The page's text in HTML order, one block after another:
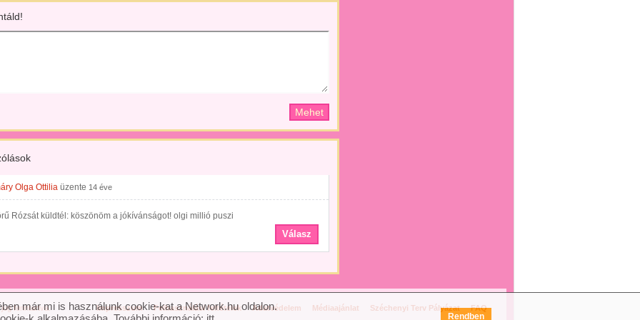
Olga Ottilia üzente 14 éve
Rózsát küldtél: köszönöm a jókívánságot! olgi millió puszi
Válasz
fenntartva. Impresszum Felhasználási feltételek Adatvédelem Médiaajánlat Széchenyi Terv Pályázat FAQ
már mi is használunk cookie-kat a Network.hu oldalon.
Rendben